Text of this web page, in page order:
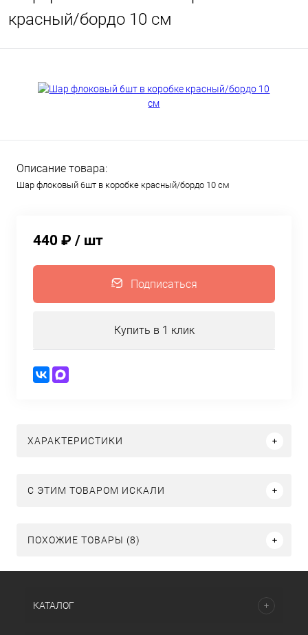
красный/бордо 10 см
Описание товара:
Шар флоковый 6шт в коробке красный/бордо 10 см
440 ₽ / шт
Подписаться
Купить в 1 клик
ХАРАКТЕРИСТИКИ
C ЭТИМ ТОВАРОМ ИСКАЛИ
ПОХОЖИЕ ТОВАРЫ (8)
КАТАЛОГ